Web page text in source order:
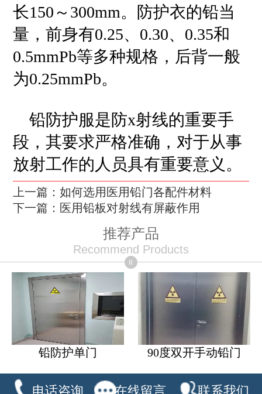
长150～300mm。防护衣的铅当
量，前身有0.25、0.30、0.35和
0.5mmPb等多种规格，后背一般
为0.25mmPb。
铅防护服是防x射线的重要手
段，其要求严格准确，对于从事
放射工作的人员具有重要意义。
上一篇：如何选用医用铅门各配件材料
下一篇：医用铅板对射线有屏蔽作用
推荐产品
Recommend Products
R
铅防护单门 90度双开手动铅门
电话咨询 在线留言 联系我们